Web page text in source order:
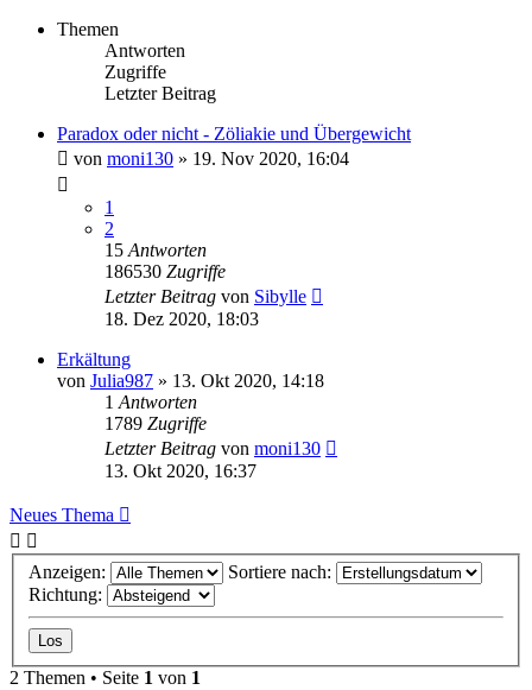
Themen
Antworten
Zugriffe
Letzter Beitrag
Paradox oder nicht - Zöliakie und Übergewicht
von moni130 » 19. Nov 2020, 16:04
1
2
15 Antworten
186530 Zugriffe
Letzter Beitrag von Sibylle
18. Dez 2020, 18:03
Erkältung
von Julia987 » 13. Okt 2020, 14:18
1 Antworten
1789 Zugriffe
Letzter Beitrag von moni130
13. Okt 2020, 16:37
Neues Thema
Anzeigen:
Sortiere nach:
Richtung:
2 Themen • Seite 1 von 1